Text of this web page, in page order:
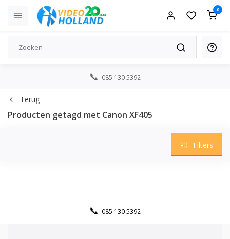
0
085 130 5392
Terug
Producten getagd met Canon XF405
Filters
085 130 5392